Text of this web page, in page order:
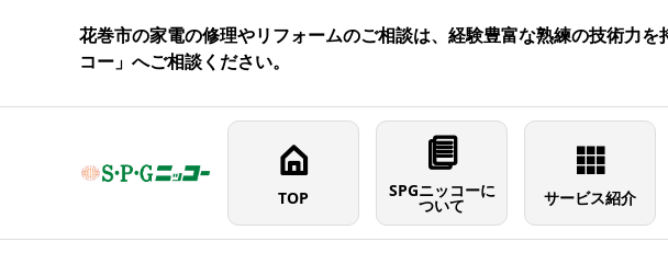
花巻市の家電の修理やリフォームのご相談は、経験豊富な熟練の技術力を
コー」へご相談ください。
TOP SPGニッコーに
ついて サービス紹介